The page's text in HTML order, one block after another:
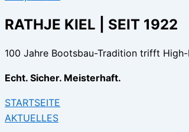
RATHJE KIEL | SEIT 1922
100 Jahre Bootsbau-Tradition trifft
Echt. Sicher. Meisterhaft.
STARTSEITE
AKTUELLES